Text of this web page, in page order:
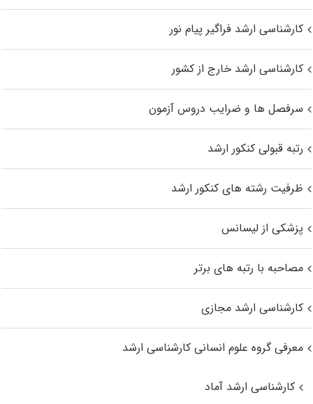
کارشناسی ارشد فراگیر پیام نور
کارشناسی ارشد خارج از کشور
سرفصل ها و ضرایب دروس آزمون
رتبه قبولی کنکور ارشد
ظرفیت رشته های کنکور ارشد
پزشکی از لیسانس
مصاحبه با رتبه های برتر
کارشناسی ارشد مجازی
معرفی گروه علوم انسانی کارشناسی ارشد
کارشناسی ارشد آماد